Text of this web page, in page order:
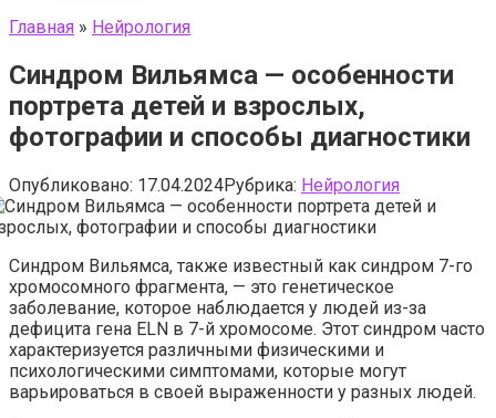
Главная » Нейрология
Синдром Вильямса — особенности
портрета детей и взрослых,
фотографии и способы диагностики
Опубликовано: 17.04.2024Рубрика: Нейрология
Синдром Вильямса, также известный как синдром 7-го
хромосомного фрагмента, — это генетическое
заболевание, которое наблюдается у людей из-за
дефицита гена ELN в 7-й хромосоме. Этот синдром часто
характеризуется различными физическими и
психологическими симптомами, которые могут
варьироваться в своей выраженности у разных людей.